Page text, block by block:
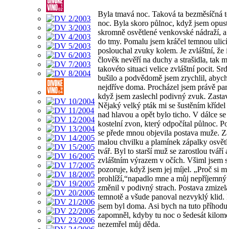
Byla tmavá noc. Taková ta bezměsíčná
noc. Byla skoro půlnoc, když jsem
skromně osvětlené venkovské nádraží,
do tmy. Pomalu jsem kráčel temnou
poslouchal zvuky kolem. Je zvláštní, že
člověk nevěří na duchy a strašidla, tak
takovéto situaci velice zvláštní pocit.
bušilo a podvědomě jsem zrychlil,
nejdříve doma. Procházel jsem právě
když jsem zaslechl podivný zvuk.
Nějaký velký pták mi se šustěním
nad hlavou a opět bylo ticho. V dálce
kostelní zvon, který odpočítal půlnoc.
se přede mnou objevila postava muže.
malou chvilku a plamínek zápalky
tvář. Byl to starší muž se zarostlou tváří
zvláštním výrazem v očích. Všiml jsem
pozoruje, když jsem jej míjel. „Proč si
prohlíží,“napadlo mne a můj
změnil v podivný strach. Postava
temnotě a všude panoval nezvyklý klid.
jsem byl doma. Asi bych na tuto příhodu
zapomněl, kdyby tu noc o šedesát
nezemřel můj děda.